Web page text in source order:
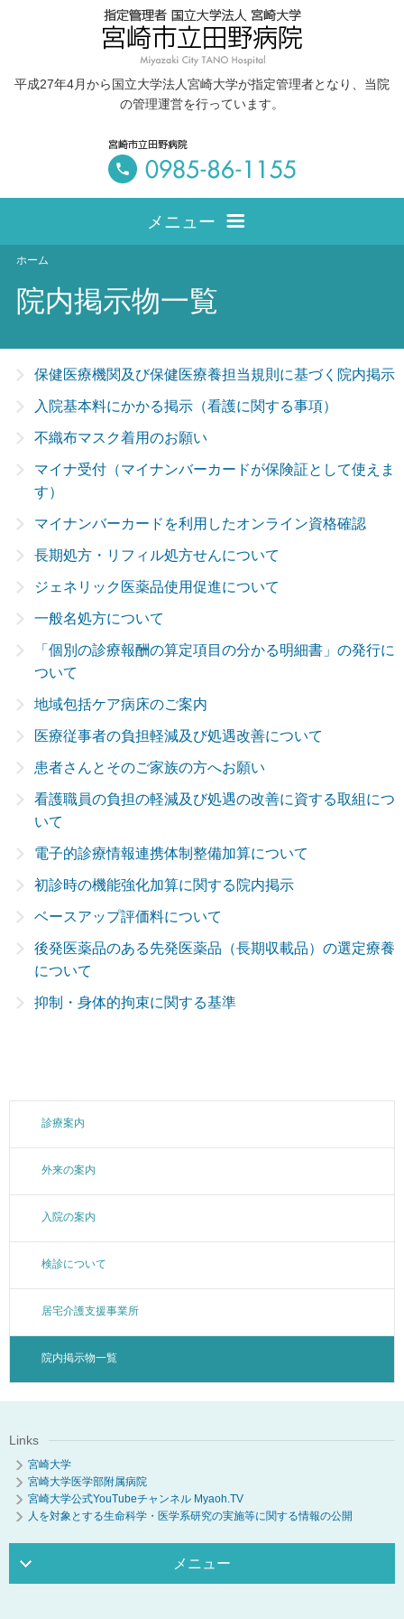
平成27年4月から国立大学法人宮崎大学が指定管理者となり、当院
の管理運営を行っています。
メニュー
病院概要
院長挨拶
医師一覧
組織
沿革
診療案内
入院診療
訪問診療・往診
検診・健診
お見舞いの方へ
居宅介護支援事業所
外来受診依頼
CT・MRI撮影依頼
実習・研修案内
居宅介護支援事業所
採用情報
アクセス
ホーム
院内掲示物一覧
保健医療機関及び保健医療養担当規則に基づく院内掲示
入院基本料にかかる掲示（看護に関する事項）
不織布マスク着用のお願い
マイナ受付（マイナンバーカードが保険証として使えま
す）
マイナンバーカードを利用したオンライン資格確認
長期処方・リフィル処方せんについて
ジェネリック医薬品使用促進について
一般名処方について
「個別の診療報酬の算定項目の分かる明細書」の発行に
ついて
地域包括ケア病床のご案内
医療従事者の負担軽減及び処遇改善について
患者さんとそのご家族の方へお願い
看護職員の負担の軽減及び処遇の改善に資する取組につ
いて
電子的診療情報連携体制整備加算について
初診時の機能強化加算に関する院内掲示
ベースアップ評価料について
後発医薬品のある先発医薬品（長期収載品）の選定療養
について
抑制・身体的拘束に関する基準
診療案内
外来の案内
入院の案内
検診について
居宅介護支援事業所
院内掲示物一覧
Links
宮崎大学
宮崎大学医学部附属病院
宮崎大学公式YouTubeチャンネル Myaoh.TV
人を対象とする生命科学・医学系研究の実施等に関する情報の公開
メニュー